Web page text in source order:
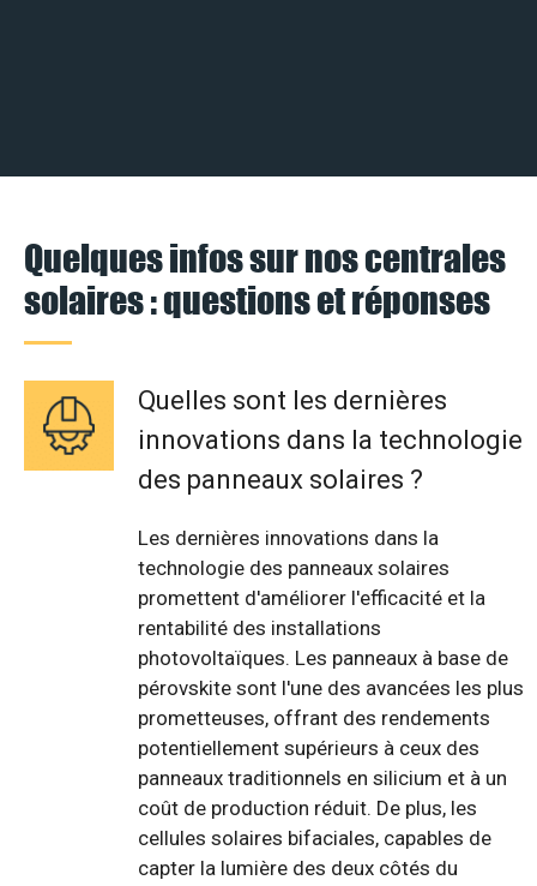
Quelques infos sur nos centrales
solaires : questions et réponses
Quelles sont les dernières
innovations dans la technologie
des panneaux solaires ?
Les dernières innovations dans la
technologie des panneaux solaires
promettent d'améliorer l'efficacité et la
rentabilité des installations
photovoltaïques. Les panneaux à base de
pérovskite sont l'une des avancées les plus
prometteuses, offrant des rendements
potentiellement supérieurs à ceux des
panneaux traditionnels en silicium et à un
coût de production réduit. De plus, les
cellules solaires bifaciales, capables de
capter la lumière des deux côtés du